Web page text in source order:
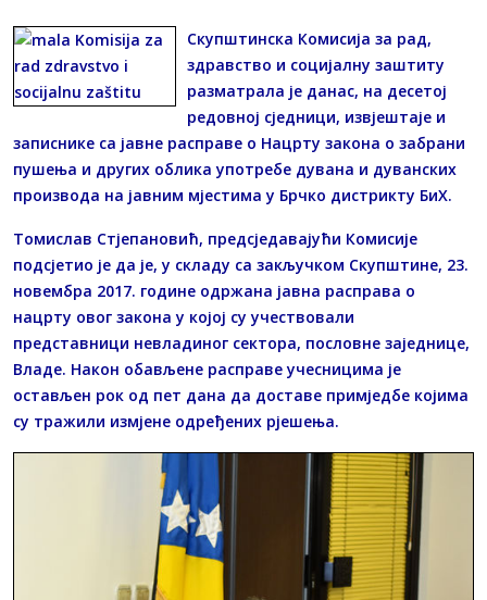
Скупштинска Комисија за рад,
здравство и социјалну заштиту
разматрала је данас, на десетој
редовној сједници, извјештаје и
записнике са јавне расправе о Нацрту закона о забрани
пушења и других облика употребе дувана и дуванских
производа на јавним мјестима у Брчко дистрикту БиХ.
Томислав Стјепановић, предсједавајући Комисије
подсјетио је да је, у складу са закључком Скупштине, 23.
новембра 2017. године одржана јавна расправа о
нацрту овог закона у којој су учествовали
представници невладиног сектора, пословне заједнице,
Владе. Након обављене расправе учесницима је
остављен рок од пет дана да доставе примједбе којима
су тражили измјене одређених рјешења.